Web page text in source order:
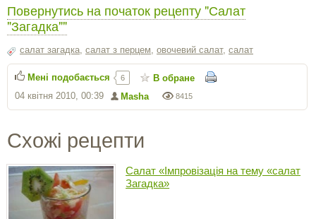
Повернутись на початок рецепту "Салат
"Загадка""
салат загадка, салат з перцем, овочевий салат, салат
8415
Masha
04 квітня 2010, 00:39
Мені подобається 6 В обране
Схожі рецепти
Салат «Імпровізація на тему «салат
Загадка»